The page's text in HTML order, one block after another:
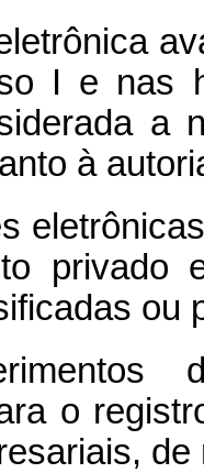
I e nas
a
à
privado
ou
o